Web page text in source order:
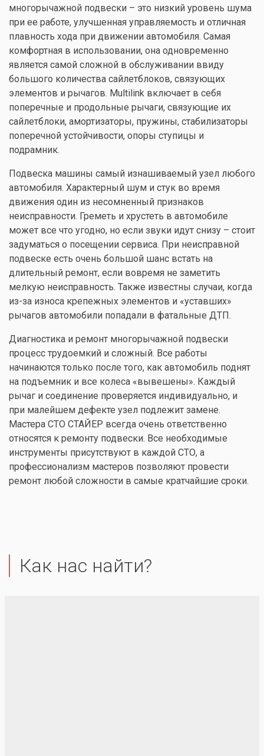
многорычажной подвески – это низкий уровень шума
при ее работе, улучшенная управляемость и отличная
плавность хода при движении автомобиля. Самая
комфортная в использовании, она одновременно
является самой сложной в обслуживании ввиду
большого количества сайлетблоков, связующих
элементов и рычагов. Multilink включает в себя
поперечные и продольные рычаги, связующие их
сайлетблоки, амортизаторы, пружины, стабилизаторы
поперечной устойчивости, опоры ступицы и
подрамник.
Подвеска машины самый изнашиваемый узел любого
автомобиля. Характерный шум и стук во время
движения один из несомненный признаков
неисправности. Греметь и хрустеть в автомобиле
может все что угодно, но если звуки идут снизу – стоит
задуматься о посещении сервиса. При неисправной
подвеске есть очень большой шанс встать на
длительный ремонт, если вовремя не заметить
мелкую неисправность. Также известны случаи, когда
из-за износа крепежных элементов и «уставших»
рычагов автомобили попадали в фатальные ДТП.
Диагностика и ремонт многорычажной подвески
процесс трудоемкий и сложный. Все работы
начинаются только после того, как автомобиль поднят
на подъемник и все колеса «вывешены». Каждый
рычаг и соединение проверяется индивидуально, и
при малейшем дефекте узел подлежит замене.
Мастера СТО СТАЙЕР всегда очень ответственно
относятся к ремонту подвески. Все необходимые
инструменты присутствуют в каждой СТО, а
профессионализм мастеров позволяют провести
ремонт любой сложности в самые кратчайшие сроки.
Как нас найти?